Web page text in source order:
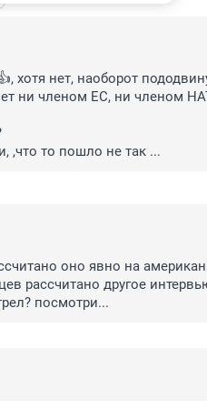
хотя нет, наоборот
ни членом ЕС, ни членом
,что то пошло не так ...
оно явно на
рассчитано другое
посмотри...